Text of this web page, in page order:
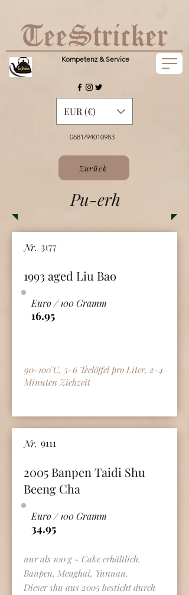
Kompetenz & Service
0681/94010983
EUR (€)
Zurück
Pu-erh
3177
Nr.
1993 aged Liu Bao
16.95
Euro / 100 Gramm
90-100°C, 5-6 Teelöffel pro Liter, 2-4
Minuten Ziehzeit
9111
Nr.
2005 Banpen Taidi Shu
Beeng Cha
34.95
Euro / 100 Gramm
nur als 100 g - Cake erhältlich.
Banpen, Menghai, Yunnan.
Dieser shu aus 2005 besticht durch